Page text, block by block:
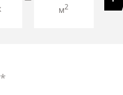
м2
*